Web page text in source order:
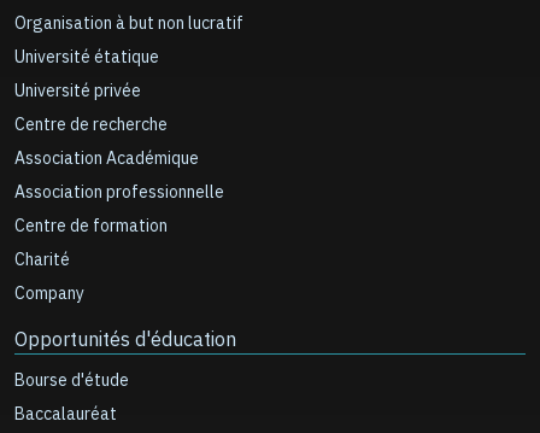
Organisation à but non lucratif
Université étatique
Université privée
Centre de recherche
Association Académique
Association professionnelle
Centre de formation
Charité
Company
Opportunités d'éducation
Bourse d'étude
Baccalauréat